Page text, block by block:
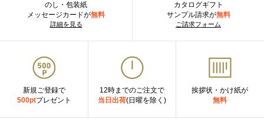
のし・包装紙
メッセージカードが無料
詳細を見る
カタログギフト
サンプル請求が無料
ご請求フォーム
新規ご登録で
500ptプレゼント
12時までのご注文で
当日出荷(日曜を除く)
挨拶状・かけ紙が
無料